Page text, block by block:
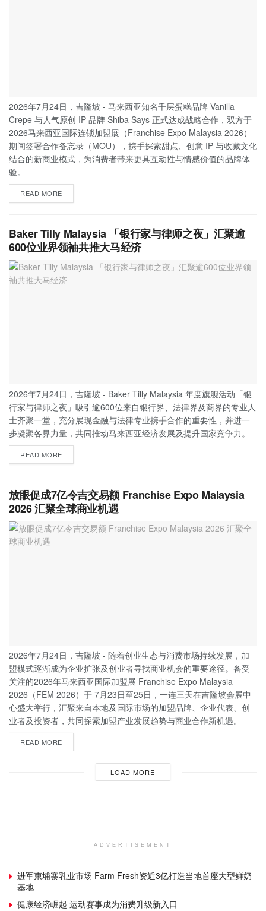
2026年7月24日，吉隆坡 - 马来西亚知名千层蛋糕品牌 Vanilla
Crepe 与人气原创 IP 品牌 Shiba Says 正式达成战略合作，双方于
2026马来西亚国际连锁加盟展（Franchise Expo Malaysia 2026）
期间签署合作备忘录（MOU），携手探索甜点、创意 IP 与收藏文化
结合的新商业模式，为消费者带来更具互动性与情感价值的品牌体
验。
READ MORE
Baker Tilly Malaysia 「银行家与律师之夜」汇聚逾
600位业界领袖共推大马经济
2026年7月24日，吉隆坡 - Baker Tilly Malaysia 年度旗舰活动「银
行家与律师之夜」吸引逾600位来自银行界、法律界及商界的专业人
士齐聚一堂，充分展现金融与法律专业携手合作的重要性，并进一
步凝聚各界力量，共同推动马来西亚经济发展及提升国家竞争力。
READ MORE
放眼促成7亿令吉交易额 Franchise Expo Malaysia
2026 汇聚全球商业机遇
2026年7月24日，吉隆坡 - 随着创业生态与消费市场持续发展，加
盟模式逐渐成为企业扩张及创业者寻找商业机会的重要途径。备受
关注的2026年马来西亚国际加盟展 Franchise Expo Malaysia
2026（FEM 2026）于 7月23日至25日，一连三天在吉隆坡会展中
心盛大举行，汇聚来自本地及国际市场的加盟品牌、企业代表、创
业者及投资者，共同探索加盟产业发展趋势与商业合作新机遇。
READ MORE
LOAD MORE
ADVERTISEMENT
进军柬埔寨乳业市场 Farm Fresh资近3亿打造当地首座大型鲜奶
基地
健康经济崛起 运动赛事成为消费升级新入口